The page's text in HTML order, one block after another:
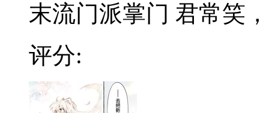
末流门派掌门 君常笑
评分: